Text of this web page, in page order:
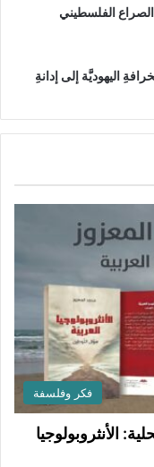
الفلسطيني
اليهوديَّة إلى إدانةِ
فكر وفلسفة
الأنثروبولوجيا